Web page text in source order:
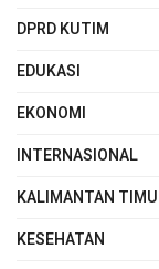
DPRD KUTIM
EDUKASI
EKONOMI
INTERNASIONAL
KALIMANTAN
KESEHATAN